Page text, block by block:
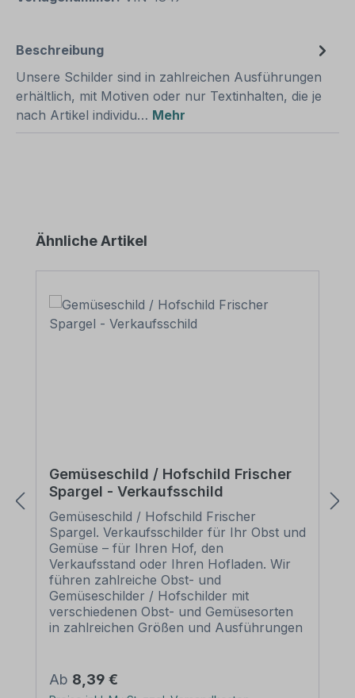
Beschreibung
Unsere Schilder sind in zahlreichen Ausführungen
erhältlich, mit Motiven oder nur Textinhalten, die je
nach Artikel individu… Mehr
Produktgalerie überspringen
Ähnliche Artikel
Gemüseschild / Hofschild Frischer
Spargel - Verkaufsschild
Gemüseschild / Hofschild Frischer
Spargel. Verkaufsschilder für Ihr Obst und
Gemüse – für Ihren Hof, den
Verkaufsstand oder Ihren Hofladen. Wir
führen zahlreiche Obst- und
Gemüseschilder / Hofschilder mit
verschiedenen Obst- und Gemüsesorten
in zahlreichen Größen und Ausführungen
Beschilderung. Merkmale des
Gemüseschildes / Hofschildes Frischer
Regulärer Preis:
Ab 8,39 €